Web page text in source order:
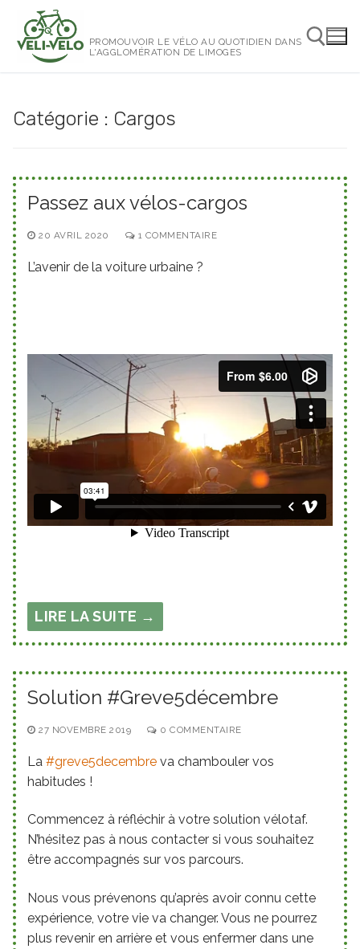
contenu
PROMOUVOIR LE VÉLO AU QUOTIDIEN DANS
L'AGGLOMÉRATION DE LIMOGES
Catégorie : Cargos
Passez aux vélos-cargos
20 AVRIL 2020 1 COMMENTAIRE
L’avenir de la voiture urbaine ?
LIRE LA SUITE →
Solution #Greve5décembre
27 NOVEMBRE 2019 0 COMMENTAIRE
La #greve5decembre va chambouler vos
habitudes !
Commencez à réfléchir à votre solution vélotaf.
N’hésitez pas à nous contacter si vous souhaitez
être accompagnés sur vos parcours.
Nous vous prévenons qu’après avoir connu cette
expérience, votre vie va changer. Vous ne pourrez
plus revenir en arrière et vous enfermer dans une